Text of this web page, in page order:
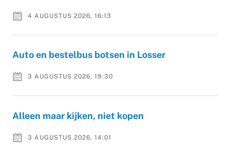
4 AUGUSTUS 2026, 16:13
Auto en bestelbus botsen in Losser
3 AUGUSTUS 2026, 19:30
Alleen maar kijken, niet kopen
3 AUGUSTUS 2026, 14:01